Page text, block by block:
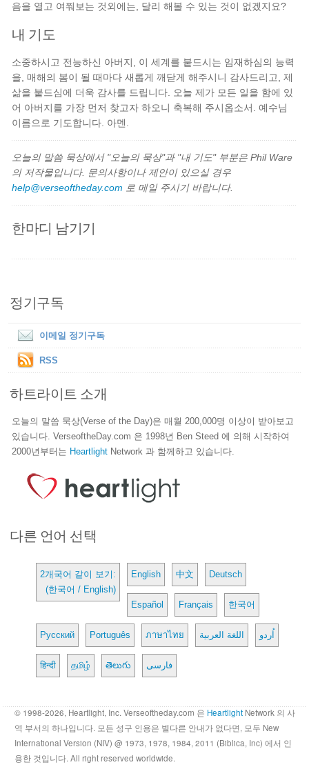
음을 열고 여쭤보는 것외에는, 달리 해볼 수 있는 것이 없겠지요?
내 기도
소중하시고 전능하신 아버지, 이 세계를 붙드시는 임재하심의 능력
을, 매해의 봄이 될 때마다 새롭게 깨닫게 해주시니 감사드리고, 제
삶을 붙드심에 더욱 감사를 드립니다. 오늘 제가 모든 일을 함에 있
어 아버지를 가장 먼저 찾고자 하오니 축복해 주시옵소서. 예수님
이름으로 기도합니다. 아멘.
오늘의 말씀 묵상에서 "오늘의 묵상"과 "내 기도" 부분은 Phil Ware
의 저작물입니다. 문의사항이나 제안이 있으실 경우
help@verseoftheday.com 로 메일 주시기 바랍니다.
한마디 남기기
정기구독
이메일 정기구독
RSS
하트라이트 소개
오늘의 말씀 묵상(Verse of the Day)은 매월 200,000명 이상이 받아보고
있습니다. VerseoftheDay.com 은 1998년 Ben Steed 에 의해 시작하여
2000년부터는 Heartlight Network 과 함께하고 있습니다.
다른 언어 선택
2개국어 같이 보기:
(한국어 / English)
English 中文 Deutsch
Español Français 한국어
Русский Português ภาษาไทย اللغة العربية اُردو
हिन्दी தமிழ் తెలుగు فارسی
© 1998-2026, Heartlight, Inc. Verseoftheday.com 은 Heartlight Network 의 사
역 부서의 하나입니다. 모든 성구 인용은 별다른 안내가 없다면, 모두 New
International Version (NIV) @ 1973, 1978, 1984, 2011 (Biblica, Inc) 에서 인
용한 것입니다. All right reserved worldwide.